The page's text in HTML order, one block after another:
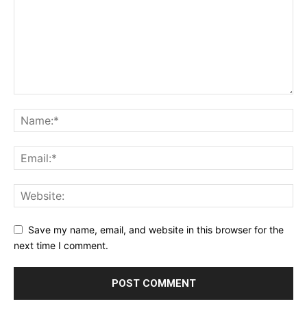
Save my name, email, and website in this browser for the
next time I comment.